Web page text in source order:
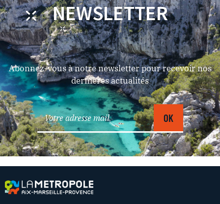
NEWSLETTER
Abonnez-vous à notre newsletter pour recevoir nos
dernières actualités